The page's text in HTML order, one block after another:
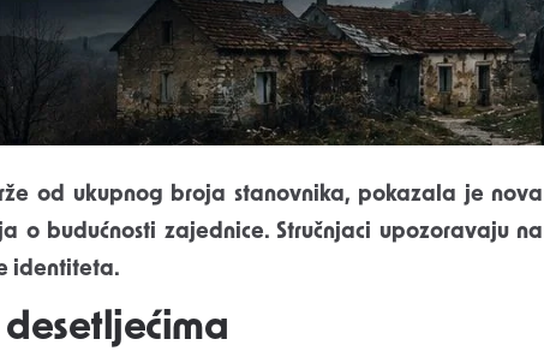
budućnosti zajednice. Stručnjaci upozoravaju na
identiteta.